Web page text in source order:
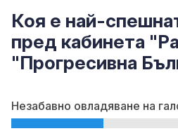
Коя е най-
пред кабинета
"Прогресивна
Незабавно овладяване на